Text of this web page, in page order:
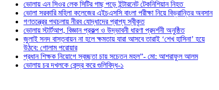
ভোলায় এন সিওর লেক সিটির গাছ পড়ে ইন্টারনেট টেকনিশিয়ান নিহত
ভোলা সরকারি মহিলা কলেজের এইচএসসি বাংলা পরীক্ষা নিয়ে বিভ্রান্তির অবসান
গণতন্ত্রের পথচলায় নীরব যোদ্ধাদের প্রাপ্য স্বীকৃত
ভোলায় স্টার্টআপ, বিজ্ঞান প্রকল্প ও উদ্ভাবনী ধারণা প্রদর্শনী অনুষ্ঠিত
জুলাই সনদ বাস্তবায়ন না হলে ক্ষমতায় যারা আসবে তারাই ‘শেখ হাসিনা’ হয়ে
উঠবে: গোলাম পরোয়ার
প্রধান শিক্ষক নিয়োগে স্বচ্ছতা চায় সচেতন মহল”- মো: আশরাফুল আলম
ভোলায় চর দখলকে কেন্দ্র করে গুলিবিদ্ধ-১